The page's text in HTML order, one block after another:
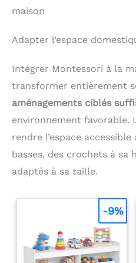
maison
Adapter l’espace
Intégrer Montessori à la
transformer entièrement
aménagements ciblés
environnement favorable.
rendre l’espace
basses, des crochets à sa
adaptés à sa taille.
-9%